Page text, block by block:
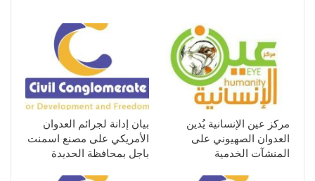
مركز عين الإنسانية يُدين
العدوان الصهيوني على
المنشآت الخدمية
بيان إدانة لجرائم العدوان
الأمريكي على مصنع اسمنت
باجل بمحافظة الحديدة